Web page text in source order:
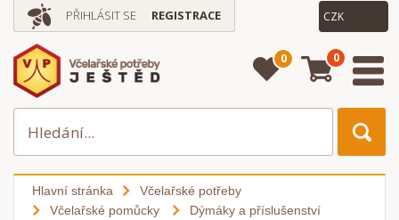
PŘIHLÁSIT SE REGISTRACE
0 0
Hlavní stránka
Včelařské potřeby
Včelařské pomůcky
Dýmáky a příslušenství